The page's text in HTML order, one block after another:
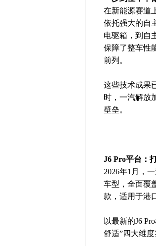
在新能源赛道
依托强大的自
电驱箱，到自
保障了整车性
前列。
这些技术成果
时，一汽解放
壁垒。
J6 Pro平台：
2026年1月，
车型，全面覆
款，适用于港
以最新的J6
舒适”四大维度